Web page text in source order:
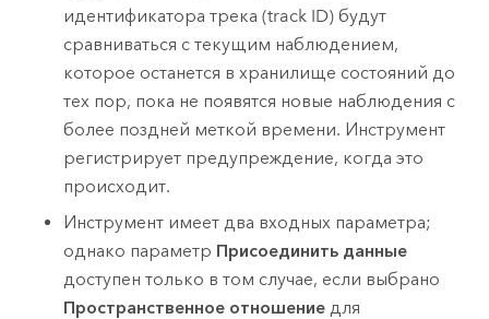
идентификатора трека (track ID) будут
сравниваться с текущим наблюдением,
которое останется в хранилище состояний до
тех пор, пока не появятся новые наблюдения с
более поздней меткой времени. Инструмент
регистрирует предупреждение, когда это
происходит.
Инструмент имеет два входных параметра;
однако параметр Присоединить данные
доступен только в том случае, если выбрано
Пространственное отношение для